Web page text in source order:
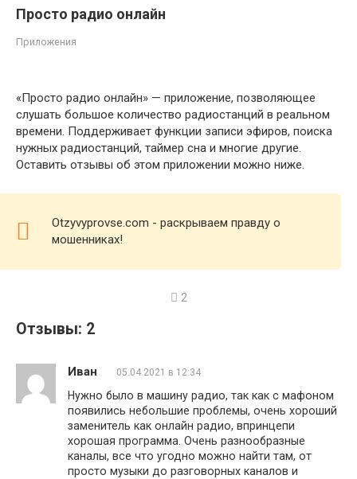
Просто радио онлайн
Приложения
«Просто радио онлайн» — приложение, позволяющее
слушать большое количество радиостанций в реальном
времени. Поддерживает функции записи эфиров, поиска
нужных радиостанций, таймер сна и многие другие.
Оставить отзывы об этом приложении можно ниже.
Otzyvyprovse.com - раскрываем правду о
мошенниках!
2
Отзывы: 2
Иван 05.04.2021 в 12:34
Нужно было в машину радио, так как с мафоном
появились небольшие проблемы, очень хороший
заменитель как онлайн радио, впринцепи
хорошая программа. Очень разнообразные
каналы, все что угодно можно найти там, от
просто музыки до разговорных каналов и